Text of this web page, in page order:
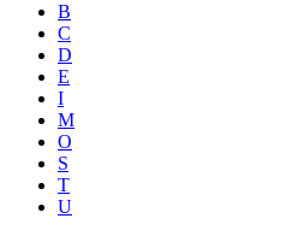
B
C
D
E
I
M
O
S
T
U